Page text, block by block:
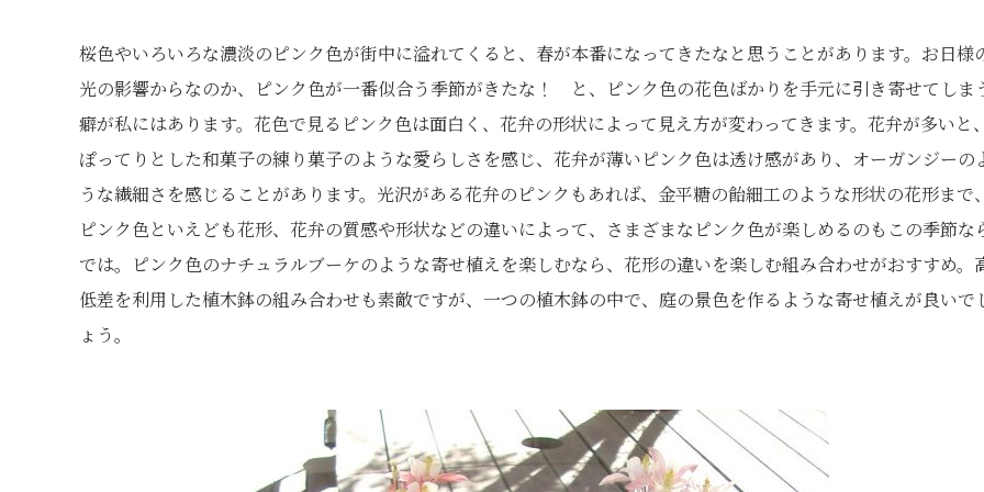
桜色やいろいろな濃淡のピンク色が街中に溢れてくると、春が本番になってきたなと思うことがあります。お日様
光の影響からなのか、ピンク色が一番似合う季節がきたな！ と、ピンク色の花色ばかりを手元に引き寄せてしま
癖が私にはあります。花色で見るピンク色は面白く、花弁の形状によって見え方が変わってきます。花弁が多いと、
ぽってりとした和菓子の練り菓子のような愛らしさを感じ、花弁が薄いピンク色は透け感があり、オーガンジーの
うな繊細さを感じることがあります。光沢がある花弁のピンクもあれば、金平糖の飴細工のような形状の花形まで、
ピンク色といえども花形、花弁の質感や形状などの違いによって、さまざまなピンク色が楽しめるのもこの季節な
では。ピンク色のナチュラルブーケのような寄せ植えを楽しむなら、花形の違いを楽しむ組み合わせがおすすめ。
低差を利用した植木鉢の組み合わせも素敵ですが、一つの植木鉢の中で、庭の景色を作るような寄せ植えが良いで
ょう。